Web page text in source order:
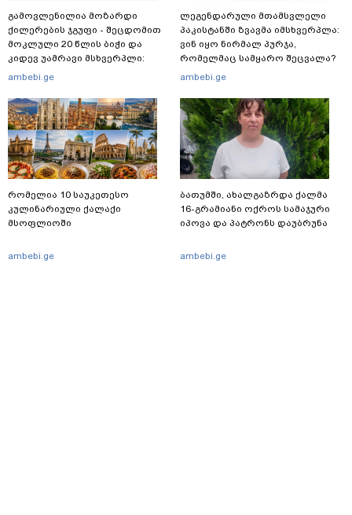
გამოვლენილია მოზარდი
ქილერების ჯგუფი - შეცდომით
მოკლული 20 წლის ბიჭი და
კიდევ უამრავი მსხვერპლი:
რომელ ქვეყნამდე მივიდა
სპეცოპერაციის შემდეგ
ambebi.ge
რომელია 10 საუკეთესო
კულინარიული ქალაქი
მსოფლიოში
ambebi.ge
ლეგენდარული მთამსვლელი
პაკისტანში ზვავმა იმსხვერპლა:
ვინ იყო ნირმალ პურჯა,
რომელმაც სამყარო შეცვალა?
ambebi.ge
ბათუმში, ახალგაზრდა ქალმა
16-გრამიანი ოქროს სამაჯური
იპოვა და პატრონს დაუბრუნა
ambebi.ge